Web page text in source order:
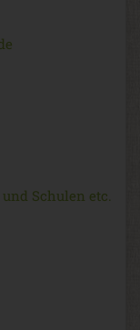
Schulen etc.